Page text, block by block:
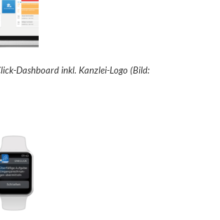
Dashboard inkl. Kanzlei-Logo (Bild: